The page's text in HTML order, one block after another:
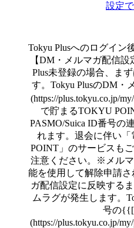
設定
Tokyu Plusへのログイン
【DM・メルマガ配信
Plus未登録の場合、ま
す。Tokyu PlusのDM
(https://plus.tokyu.co.jp/
で貯まるTOKYU
PASMO/Suica ID番号の
れます。退会に伴い
POINT」のサービスも
注意ください。※メル
能を使用して解除申請さ
ガ配信設定に反映する
ムラグが発生します。
号の
(https://plus.tokyu.co.jp/